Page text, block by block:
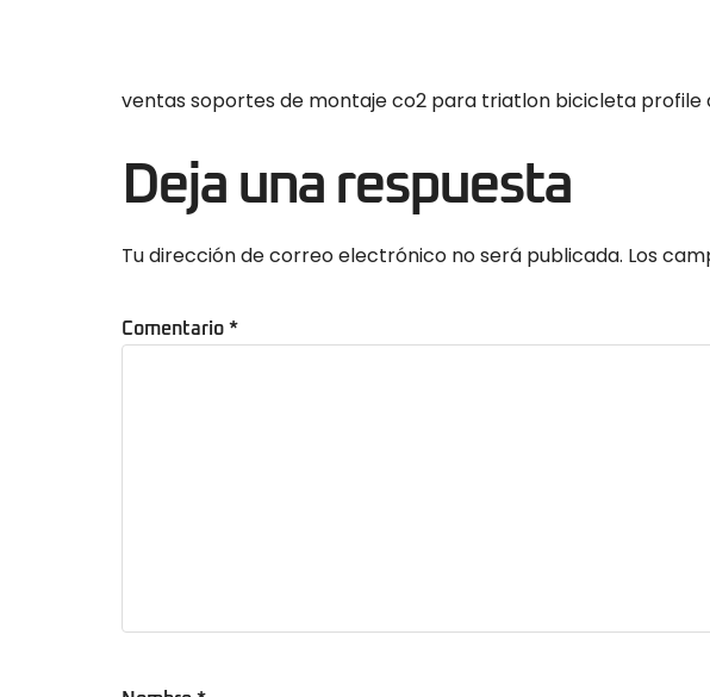
ventas soportes de montaje co2 para triatlon bicicleta profile
Deja una respuesta
Tu dirección de correo electrónico no será publicada. Los
Comentario *